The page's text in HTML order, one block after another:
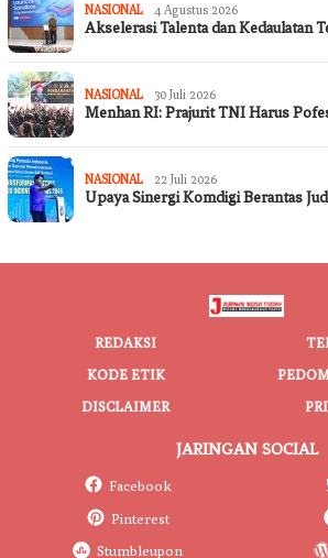
NASIONAL 4 Agustus 2026
Akselerasi Talenta dan Kedaulatan
NASIONAL 30 Juli 2026
Menhan RI: Prajurit TNI Harus
NASIONAL 22 Juli 2026
Upaya Sinergi Komdigi Berantas
REDAKSI
KODE ETIK
DISCLAIMER
JARINGAN SOCIAL
Facebook
Pinterest
Stumbleupon